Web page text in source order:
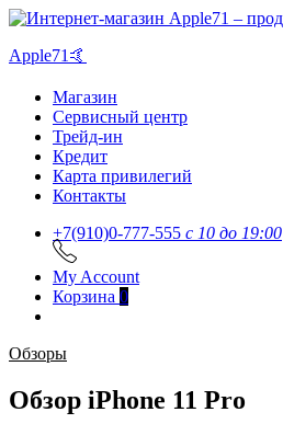
Apple71🤙
Магазин
Сервисный центр
Трейд-ин
Кредит
Карта привилегий
Контакты
+7(910)0-777-555 c 10 до 19:00
My Account
Корзина 0
Обзоры
Обзор iPhone 11 Pro